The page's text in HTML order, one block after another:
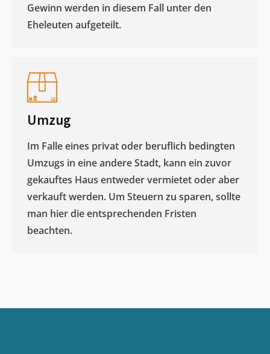
Gewinn werden in diesem Fall unter den
Eheleuten aufgeteilt.​
Umzug
Im Falle eines privat oder beruflich bedingten
Umzugs in eine andere Stadt, kann ein zuvor
gekauftes Haus entweder vermietet oder aber
verkauft werden. Um Steuern zu sparen, sollte
man hier die entsprechenden Fristen
beachten.